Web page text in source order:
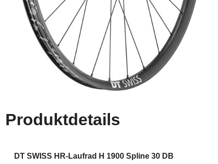
Produktdetails
DT SWISS HR-Laufrad H 1900 Spline 30 DB